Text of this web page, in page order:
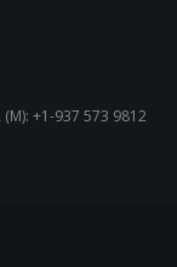
+1-937 573 9812